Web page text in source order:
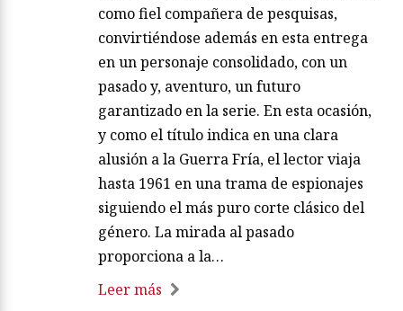
como fiel compañera de pesquisas,
convirtiéndose además en esta entrega
en un personaje consolidado, con un
pasado y, aventuro, un futuro
garantizado en la serie. En esta ocasión,
y como el título indica en una clara
alusión a la Guerra Fría, el lector viaja
hasta 1961 en una trama de espionajes
siguiendo el más puro corte clásico del
género. La mirada al pasado
proporciona a la…
Leer más